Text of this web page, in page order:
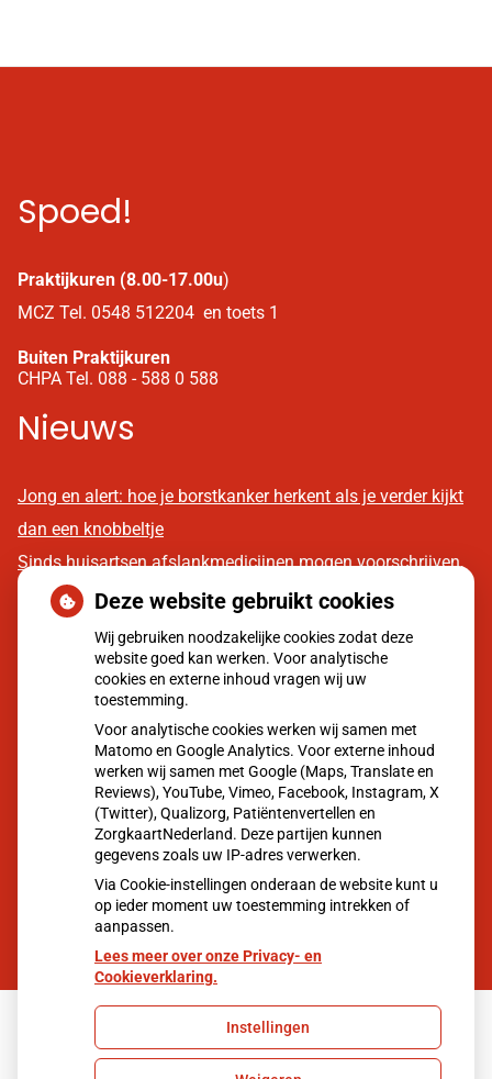
Spoed!
Praktijkuren (8.00-17.00u)
MCZ Tel. 0548 512204 en toets 1
Buiten Praktijkuren
CHPA Tel. 088 - 588 0 588
Nieuws
Jong en alert: hoe je borstkanker herkent als je verder kijkt
dan een knobbeltje
Sinds huisartsen afslankmedicijnen mogen voorschrijven,
neemt gebruik toe
Eigen risico gaat onder toekomstig kabinet omhoog
Schurft sinds corona geen vergeten ziekte meer: aantal
uitbraken fors gestegen
CZ vergoedt zorg van twee gespecialiseerde
revalidatieartsen niet meer
Moet ik naar de dokter?
Uw Zorg Online
Deze website gebruikt cookies
Wij gebruiken noodzakelijke cookies zodat deze
website goed kan werken. Voor analytische
cookies en externe inhoud vragen wij uw
toestemming.
Voor analytische cookies werken wij samen met
Matomo en Google Analytics. Voor externe inhoud
werken wij samen met Google (Maps, Translate en
Reviews), YouTube, Vimeo, Facebook, Instagram, X
(Twitter), Qualizorg, Patiëntenvertellen en
ZorgkaartNederland. Deze partijen kunnen
gegevens zoals uw IP-adres verwerken.
Via Cookie-instellingen onderaan de website kunt u
op ieder moment uw toestemming intrekken of
aanpassen.
Lees meer over onze Privacy- en
Cookieverklaring.
Instellingen